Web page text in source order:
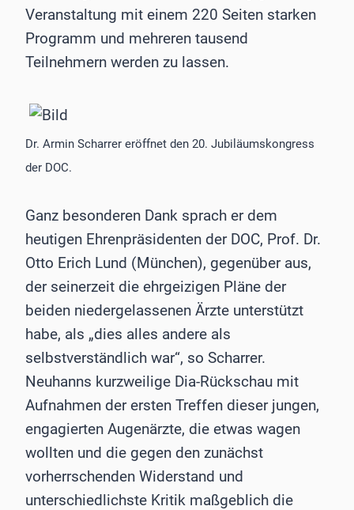
Veranstaltung mit einem 220 Seiten starken
Programm und mehreren tausend
Teilnehmern werden zu lassen.
Dr. Armin Scharrer eröffnet den 20. Jubiläumskongress
der DOC.
Ganz besonderen Dank sprach er dem
heutigen Ehrenpräsidenten der DOC, Prof. Dr.
Otto Erich Lund (München), gegenüber aus,
der seinerzeit die ehrgeizigen Pläne der
beiden niedergelassenen Ärzte unterstützt
habe, als „dies alles andere als
selbstverständlich war“, so Scharrer.
Neuhanns kurzweilige Dia-Rückschau mit
Aufnahmen der ersten Treffen dieser jungen,
engagierten Augenärzte, die etwas wagen
wollten und die gegen den zunächst
vorherrschenden Widerstand und
unterschiedlichste Kritik maßgeblich die